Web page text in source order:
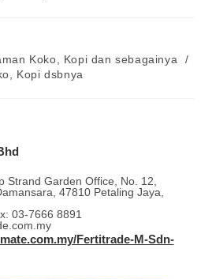
Koko, Kopi dan sebagainya
/
Kopi dsbnya
Strand Garden Office, No. 12,
47810 Petaling Jaya,
03-7666 8891
Fertitrade-M-Sdn-